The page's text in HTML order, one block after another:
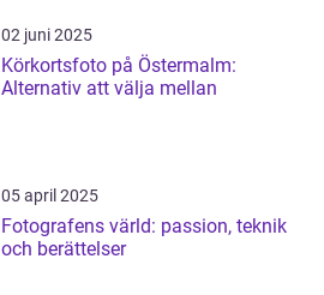
02 juni 2025
Körkortsfoto på Östermalm:
Alternativ att välja mellan
05 april 2025
Fotografens värld: passion, teknik
och berättelser